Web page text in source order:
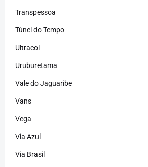
Transpessoa
Túnel do Tempo
Ultracol
Uruburetama
Vale do Jaguaribe
Vans
Vega
Via Azul
Via Brasil